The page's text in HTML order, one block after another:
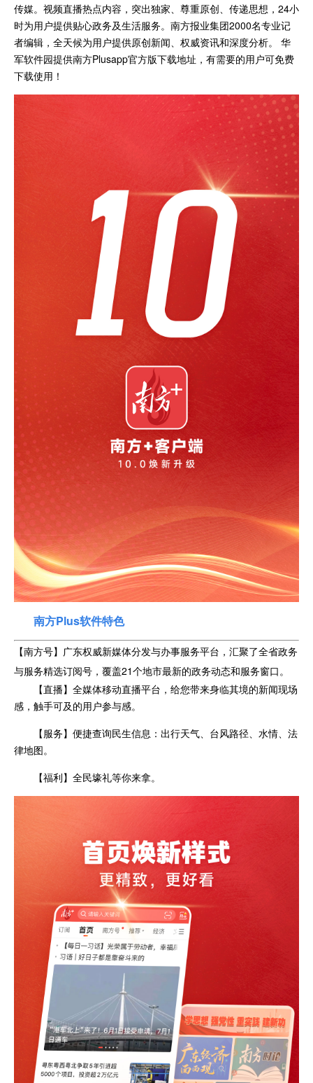
传媒。视频直播热点内容，突出独家、尊重原创、传递思想，24小
时为用户提供贴心政务及生活服务。南方报业集团2000名专业记
者编辑，全天候为用户提供原创新闻、权威资讯和深度分析。 华
军软件园提供南方Plusapp官方版下载地址，有需要的用户可免费
下载使用！
南方Plus软件特色
【南方号】广东权威新媒体分发与办事服务平台，汇聚了全省政务
与服务精选订阅号，覆盖21个地市最新的政务动态和服务窗口。
【直播】全媒体移动直播平台，给您带来身临其境的新闻现场
感，触手可及的用户参与感。
【服务】便捷查询民生信息：出行天气、台风路径、水情、法
律地图。
【福利】全民壕礼等你来拿。